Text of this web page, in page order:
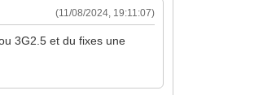
(11/08/2024, 19:11:07)
3G2.5 et du fixes une